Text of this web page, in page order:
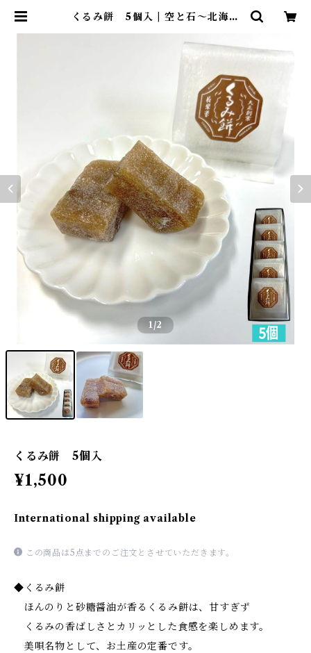
くるみ餅 5個入 | 空と石～北海道
1/2
くるみ餅 5個入
¥1,500
International shipping available
この商品は5点までのご注文とさせていただきます。
◆くるみ餅
ほんのりと砂糖醤油が香るくるみ餅は、甘すぎず
くるみの香ばしさとカリッとした食感を楽しめます。
美唄名物として、お土産の定番です。